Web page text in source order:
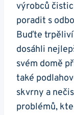
výrobců
poradit s
Buďte
dosáhli
svém domě
také
skvrny a
problémů,